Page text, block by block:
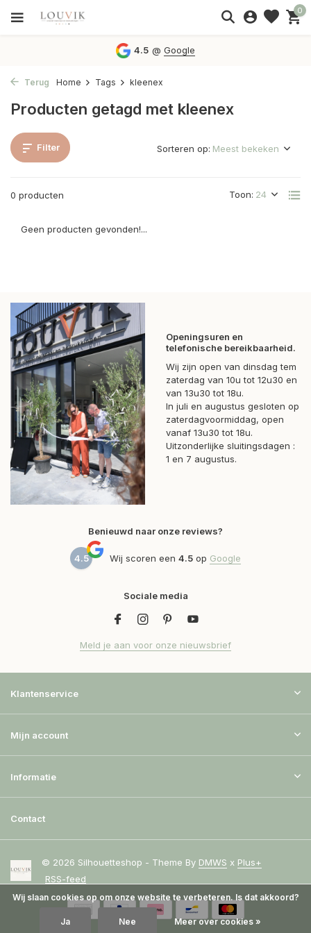
0
4.5 @Google
Terug Home Tags kleenex
Producten getagd met kleenex
Filter
0 producten Toon:
Sorteren op:
Geen producten gevonden!...
Openingsuren en
telefonische bereikbaarheid.
Wij zijn open van dinsdag tem
zaterdag van 10u tot 12u30 en
van 13u30 tot 18u.
In juli en augustus gesloten op
zaterdagvoormiddag, open
vanaf 13u30 tot 18u.
Uitzonderlijke sluitingsdagen :
1 en 7 augustus.
Benieuwd naar onze reviews?
4.5 Wij scoren een 4.5 op Google
Sociale media
Meld je aan voor onze nieuwsbrief
Klantenservice
Mijn account
Informatie
Contact
© 2026 Silhouetteshop - Theme By DMWS x Plus+
RSS-feed
Wij slaan cookies op om onze website te verbeteren. Is dat akkoord?
Ja Nee Meer over cookies »